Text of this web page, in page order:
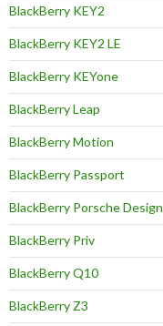
BlackBerry KEY2
BlackBerry KEY2 LE
BlackBerry KEYone
BlackBerry Leap
BlackBerry Motion
BlackBerry Passport
BlackBerry Porsche Design
BlackBerry Priv
BlackBerry Q10
BlackBerry Z3